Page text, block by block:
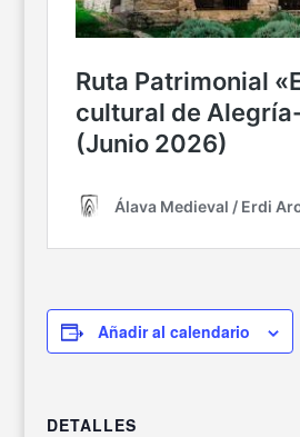
Añadir al calendario
DETALLES